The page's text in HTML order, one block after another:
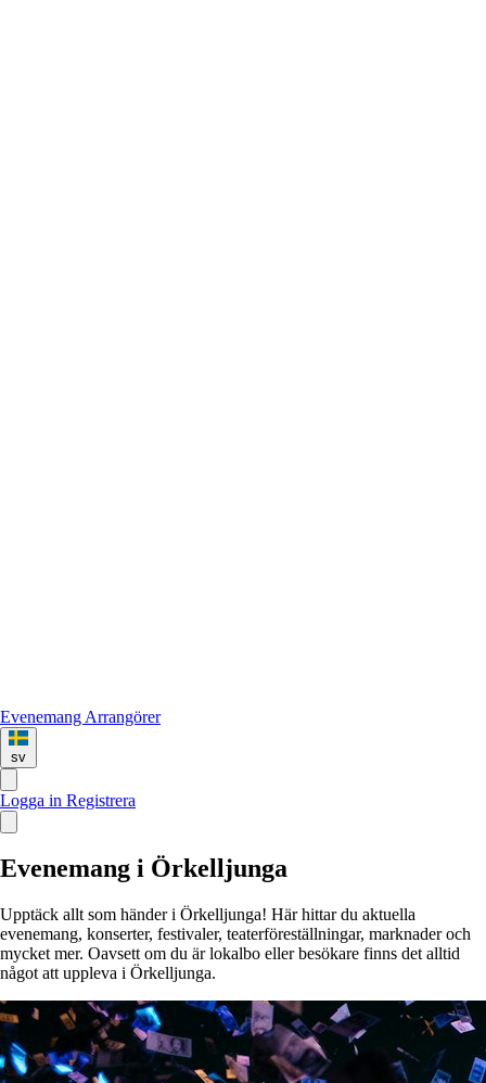
Evenemang Arrangörer
sv
Logga in Registrera
Evenemang i Örkelljunga
Upptäck allt som händer i Örkelljunga! Här hittar du aktuella
evenemang, konserter, festivaler, teaterföreställningar, marknader och
mycket mer. Oavsett om du är lokalbo eller besökare finns det alltid
något att uppleva i Örkelljunga.